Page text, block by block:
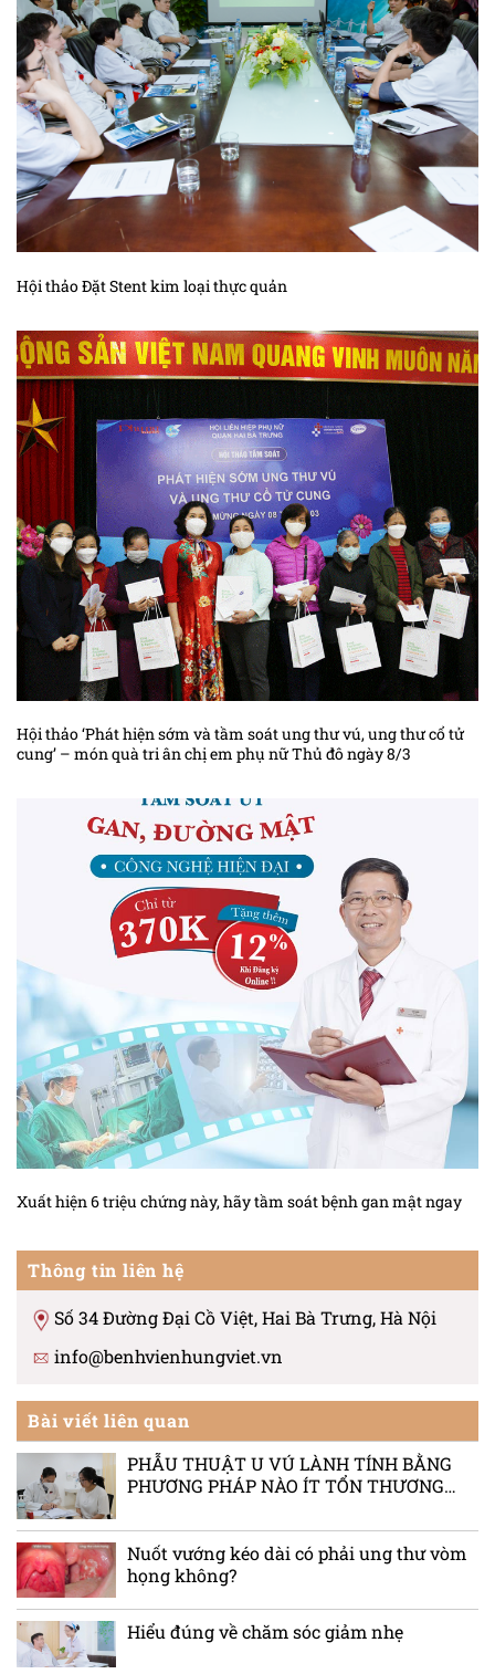
Hội thảo Đặt Stent kim loại thực quản
Hội thảo ‘Phát hiện sớm và tầm soát ung thư vú, ung thư cổ tử
cung’ – món quà tri ân chị em phụ nữ Thủ đô ngày 8/3
Xuất hiện 6 triệu chứng này, hãy tầm soát bệnh gan mật ngay
Thông tin liên hệ
Số 34 Đường Đại Cồ Việt, Hai Bà Trưng, Hà Nội
info@benhvienhungviet.vn
Bài viết liên quan
PHẪU THUẬT U VÚ LÀNH TÍNH BẰNG
PHƯƠNG PHÁP NÀO ÍT TỔN THƯƠNG
Nuốt vướng kéo dài có phải ung thư vòm
họng không?
Hiểu đúng về chăm sóc giảm nhẹ